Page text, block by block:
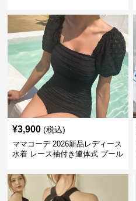
¥3,900 (税込)
ママコーデ 2026新品レディース
水着 レース袖付き連体式 プール